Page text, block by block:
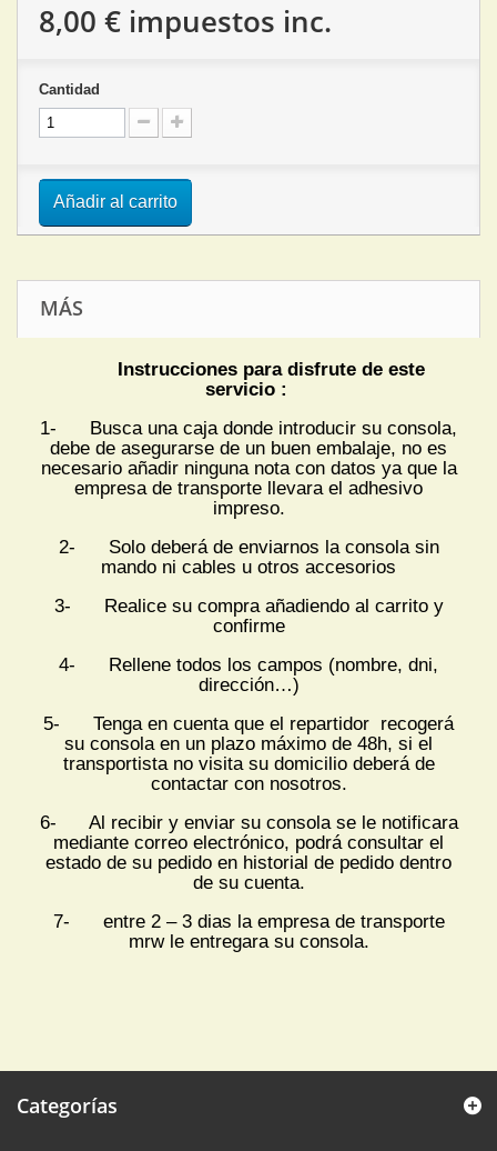
8,00 € impuestos inc.
Cantidad
Añadir al carrito
MÁS
Instrucciones para disfrute de este
servicio :
1- Busca una caja donde introducir su consola,
debe de asegurarse de un buen embalaje, no es
necesario añadir ninguna nota con datos ya que la
empresa de transporte llevara el adhesivo
impreso.
2- Solo deberá de enviarnos la consola sin
mando ni cables u otros accesorios
3- Realice su compra añadiendo al carrito y
confirme
4- Rellene todos los campos (nombre, dni,
dirección…)
5- Tenga en cuenta que el repartidor recogerá
su consola en un plazo máximo de 48h, si el
transportista no visita su domicilio deberá de
contactar con nosotros.
6- Al recibir y enviar su consola se le notificara
mediante correo electrónico, podrá consultar el
estado de su pedido en historial de pedido dentro
de su cuenta.
7- entre 2 – 3 dias la empresa de transporte
mrw le entregara su consola.
Categorías